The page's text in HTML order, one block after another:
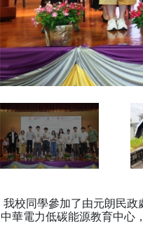
我校同學參加了由元朗民
中華電力低碳能源教育中心